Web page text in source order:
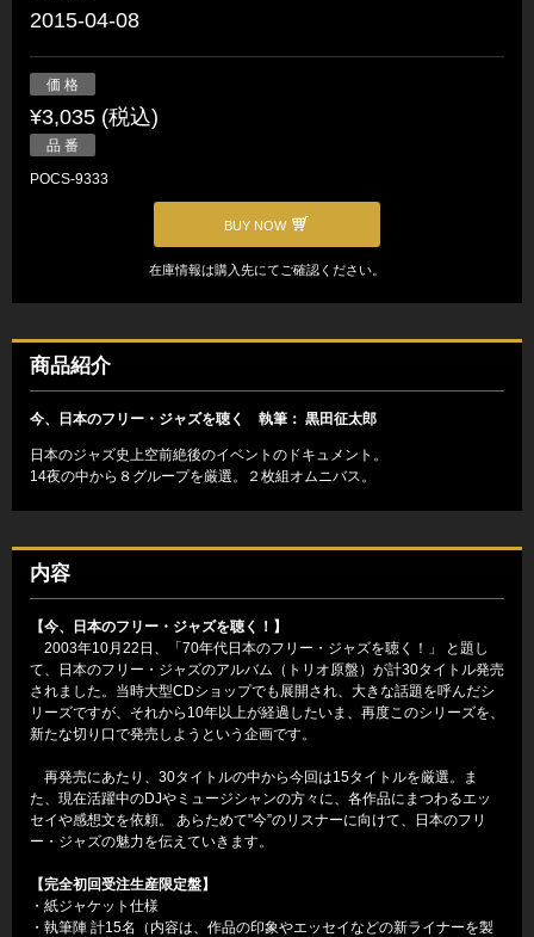
2015-04-08
価 格
¥3,035 (税込)
品 番
POCS-9333
BUY NOW
在庫情報は購入先にてご確認ください。
商品紹介
今、日本のフリー・ジャズを聴く 執筆： 黒田征太郎
日本のジャズ史上空前絶後のイベントのドキュメント。
14夜の中から８グループを厳選。２枚組オムニバス。
内容
【今、日本のフリー・ジャズを聴く！】
2003年10月22日、「70年代日本のフリー・ジャズを聴く！」 と題し
て、日本のフリー・ジャズのアルバム（トリオ原盤）が計30タイトル発売
されました。当時大型CDショップでも展開され、大きな話題を呼んだシ
リーズですが、それから10年以上が経過したいま、再度このシリーズを、
新たな切り口で発売しようという企画です。
再発売にあたり、30タイトルの中から今回は15タイトルを厳選。ま
た、現在活躍中のDJやミュージシャンの方々に、各作品にまつわるエッ
セイや感想文を依頼。 あらためて"今”のリスナーに向けて、日本のフリ
ー・ジャズの魅力を伝えていきます。
【完全初回受注生産限定盤】
・紙ジャケット仕様
・執筆陣 計15名（内容は、作品の印象やエッセイなどの新ライナーを製